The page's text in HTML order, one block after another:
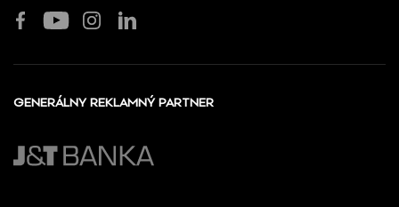
GENERÁLNY REKLAMNÝ PARTNER